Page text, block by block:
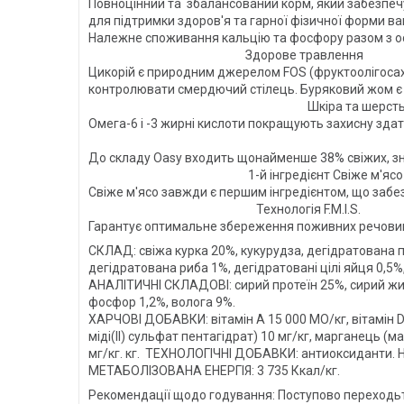
Повноцінний та збалансований корм, який
для підтримки здоров'я та
Належне споживання кальцію та
Здорове травлення
Цикорій є природним джерелом FOS
контролювати смердючий стілець.
Шкіра та
Омега-6 і -3 жирні кислоти покращують захисну
До складу Oasy входить
1-й інгредієнт Свіже м'ясо
Свіже м'ясо завжди є першим
Технологія F.M.I.S.
Гарантує оптимальне збереження поживних
СКЛАД: свіжа курка 20%, кукурудза, дегідратована
дегідратована риба 1%, дегідратовані цілі яйця
АНАЛІТИЧНІ СКЛАДОВІ: сирий протеїн 25%, сирий
фосфор 1,2%, волога 9%.
ХАРЧОВІ ДОБАВКИ: вітамін А 15 000 МО/кг, вітамін
міді(II) сульфат пентагідрат) 10 мг/кг, марганець
мг/кг. кг. ТЕХНОЛОГІЧНІ ДОБАВКИ:
МЕТАБОЛІЗОВАНА ЕНЕРГІЯ: 3 735 Ккал/кг.
Рекомендації щодо годування: Поступово